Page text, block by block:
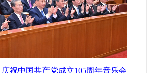
中国共产党成立105周年音乐会